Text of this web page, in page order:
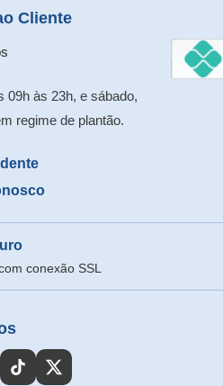
Cliente
09h às 23h, e sábado,
regime de plantão.
conexão SSL